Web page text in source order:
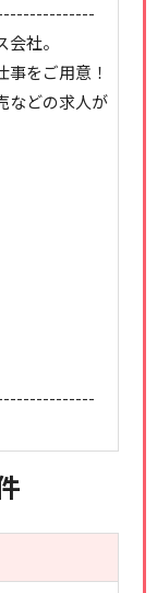
社。
をご用意！
などの求人が